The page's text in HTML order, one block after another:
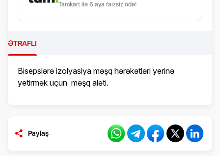
Tamkart ilə 6 aya faizsiz ödə!
ƏTRAFLI
Bisepslərə izolyasiya məşq hərəkətləri yerinə
yetirmək üçün məşq aləti.
Paylaş